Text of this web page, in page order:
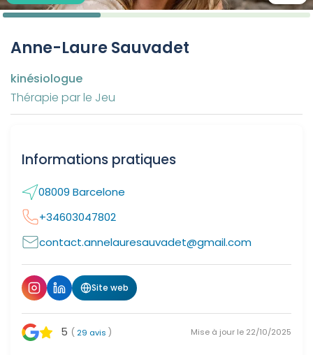
Anne-Laure Sauvadet
kinésiologue
Thérapie par le Jeu
Informations pratiques
08009 Barcelone
+34603047802
contact.annelauresauvadet@gmail.com
Site web
5 ( 29 avis ) Mise à jour le 22/10/2025